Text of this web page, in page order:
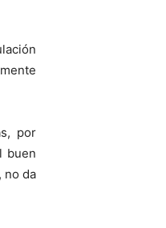
por
buen
no da